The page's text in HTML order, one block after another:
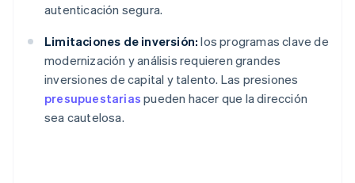
autenticación segura.
Limitaciones de inversión: los programas clave de
modernización y análisis requieren grandes
inversiones de capital y talento. Las presiones
presupuestarias pueden hacer que la dirección
sea cautelosa.